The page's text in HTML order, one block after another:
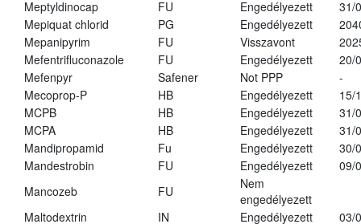
Meptyldinocap
FU Engedélyezett
31/
Mepiquat chlorid
PG Engedélyezett
Mepanipyrim
FU Visszavont
Mefentrifluconazole
FU Engedélyezett
20/
Mefenpyr
Safener Not PPP
-
Mecoprop-P
HB Engedélyezett
15/
MCPB
HB Engedélyezett
31/
MCPA
HB Engedélyezett
31/
Mandipropamid
Fu Engedélyezett
30/
Mandestrobin
FU Engedélyezett
09/
Mancozeb
FU
Nem
engedélyezett
Maltodextrin
IN Engedélyezett
03/